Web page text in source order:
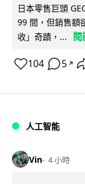
日本零售巨頭
99 間，但銷售額
收」奇蹟，...
閱
104 5 ↗
人工智能
Vin 4 小時